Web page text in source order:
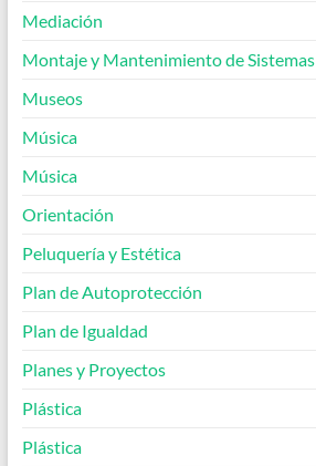
Mediación
Montaje y Mantenimiento de Sistemas
Museos
Música
Música
Orientación
Peluquería y Estética
Plan de Autoprotección
Plan de Igualdad
Planes y Proyectos
Plástica
Plástica